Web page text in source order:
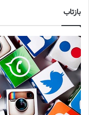
بازتاب